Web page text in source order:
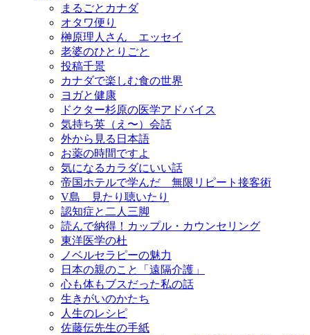
まるごとカナダ
オタワ便り
榊原理人さん エッセイ
老婆のひとりごと
投稿千景
カナダで楽しむ食の世界
ヨガと健康
ドクター杉原の医学アドバイス
気持ち英（え〜）会話
外から見る日本語
お薬の時間ですよ
気になるカラダにいい話
帝国ホテルで学んだ 無限リピート接客術
V島 見たり聴いたり
認知症と二人三脚
読んで納得！カップル・カウンセリング
東洋医学の杜
ノベルセラピーの魅力
日本の親のこと「遠隔介護」
心も体もブスだった私の話
生きがいのかたち
人生のレシピ
佐藤伝先生の手紙